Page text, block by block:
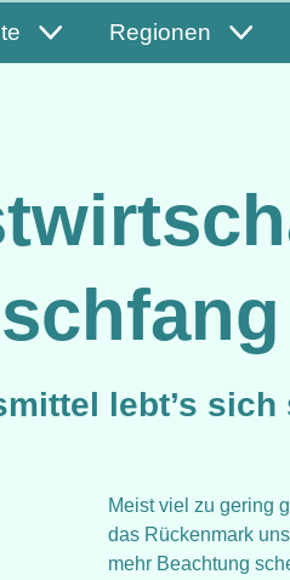
Regionen
lebt’s
Meist viel zu gering
das Rückenmark
mehr Beachtung